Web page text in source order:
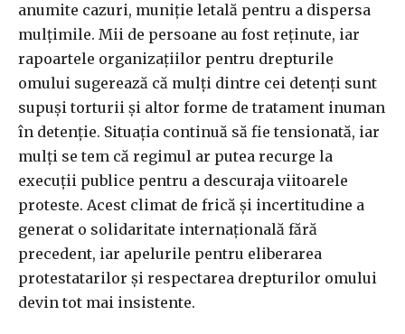
anumite cazuri, muniție letală pentru a dispersa
mulțimile. Mii de persoane au fost reținute, iar
rapoartele organizațiilor pentru drepturile
omului sugerează că mulți dintre cei detenți sunt
supuși torturii și altor forme de tratament inuman
în detenție. Situația continuă să fie tensionată, iar
mulți se tem că regimul ar putea recurge la
execuții publice pentru a descuraja viitoarele
proteste. Acest climat de frică și incertitudine a
generat o solidaritate internațională fără
precedent, iar apelurile pentru eliberarea
protestatarilor și respectarea drepturilor omului
devin tot mai insistente.